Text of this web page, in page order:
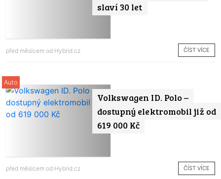
slaví 30 let
před měsícem od Hybrid.cz ČÍST VÍCE
Volkswagen ID. Polo –
dostupný elektromobil již od
619 000 Kč
Auto
před měsícem od Hybrid.cz ČÍST VÍCE